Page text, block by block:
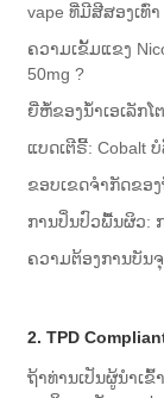
vape ທີ່ມີສີສອງເທົ່
ຄວາມ​ເຂັ້ມ​ແຂງ
50mg ?
ຍີ່ຫໍ້ຂອງນ້ໍາເອເລັກໂ
ແບດເຕີຣີ້: Cobalt
ຂອບເຂດຈໍາກັດຂອ
ການປິ່ນປົວພື້ນຜິວ:
ຄວາມຕ້ອງການບັນ
2. TPD
ຖ້າທ່ານເປັນຜູ້ນໍາເ